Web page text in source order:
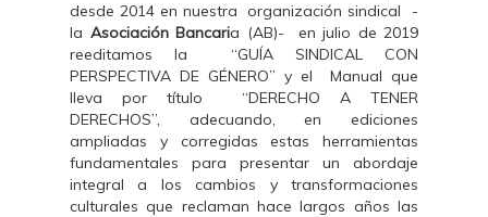
desde 2014 en nuestra organización sindical -
la Asociación Bancaria (AB)- en julio de 2019
reeditamos la “GUÍA SINDICAL CON
PERSPECTIVA DE GÉNERO” y el Manual que
lleva por título “DERECHO A TENER
DERECHOS”, adecuando, en ediciones
ampliadas y corregidas estas herramientas
fundamentales para presentar un abordaje
integral a los cambios y transformaciones
culturales que reclaman hace largos años las